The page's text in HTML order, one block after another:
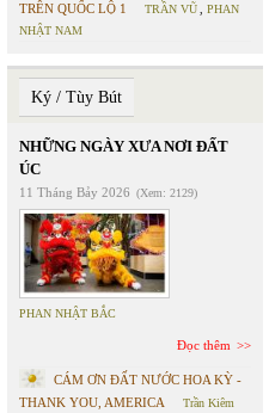
TRÊN QUỐC LỘ 1
TRẦN VŨ
PHAN
NHẬT NAM
Ký / Tùy Bút
NHỮNG NGÀY XƯA NƠI ĐẤT
ÚC
11 Tháng Bảy 2026 (Xem: 2129)
PHAN NHẬT BẮC
Đọc thêm
CÁM ƠN ĐẤT NƯỚC HOA KỲ -
THANK YOU, AMERICA
Trần Kiêm